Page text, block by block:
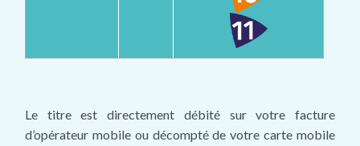
Le titre est directement débité sur votre facture
d’opérateur mobile ou décompté de votre carte mobile